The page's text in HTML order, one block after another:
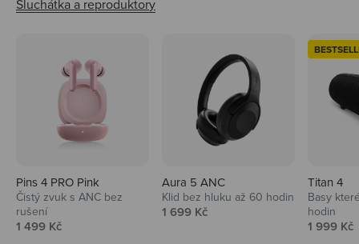
Pins 4 PRO Pink
Čistý zvuk s ANC bez
rušení
Prodejní cena
1 499 Kč
Aura 5 ANC
Klid bez hluku až 60 hodin
Prodejní cena
1 699 Kč
Titan 4
Basy
hodin
Prodejní
1 999 Kč